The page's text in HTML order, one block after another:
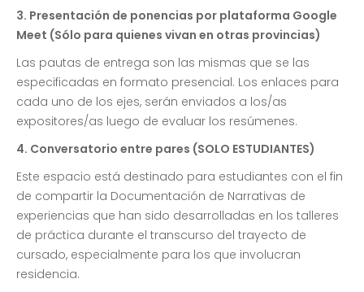
3. Presentación de ponencias por plataforma Google
Meet (Sólo para quienes vivan en otras provincias)
Las pautas de entrega son las mismas que se las
especificadas en formato presencial. Los enlaces para
cada uno de los ejes, serán enviados a los/as
expositores/as luego de evaluar los resúmenes.
4. Conversatorio entre pares (SOLO ESTUDIANTES)
Este espacio está destinado para estudiantes con el fin
de compartir la Documentación de Narrativas de
experiencias que han sido desarrolladas en los talleres
de práctica durante el transcurso del trayecto de
cursado, especialmente para los que involucran
residencia.